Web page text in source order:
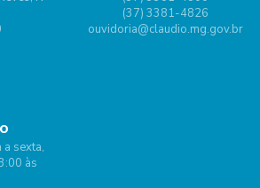
(37) 3381-4826
ouvidoria@claudio.mg.gov.br
sexta,
às